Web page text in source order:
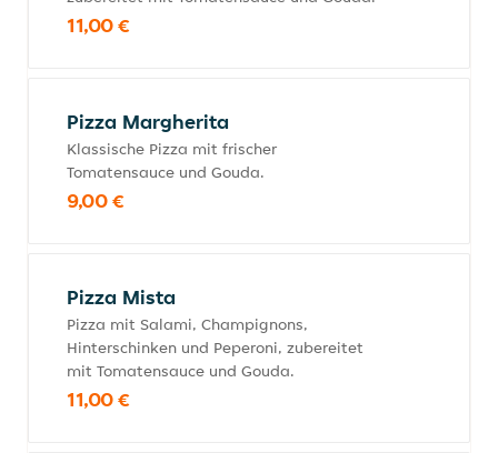
11,00 €
Pizza Margherita
Klassische Pizza mit frischer
Tomatensauce und Gouda.
9,00 €
Pizza Mista
Pizza mit Salami, Champignons,
Hinterschinken und Peperoni, zubereitet
mit Tomatensauce und Gouda.
11,00 €